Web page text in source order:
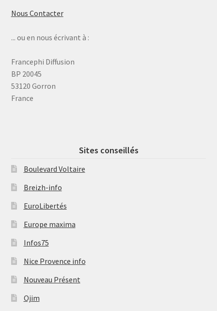
Nous Contacter
... ou en nous écrivant à :
Francephi Diffusion
BP 20045
53120 Gorron
France
Sites conseillés
Boulevard Voltaire
Breizh-info
EuroLibertés
Europe maxima
Infos75
Nice Provence info
Nouveau Présent
Ojim